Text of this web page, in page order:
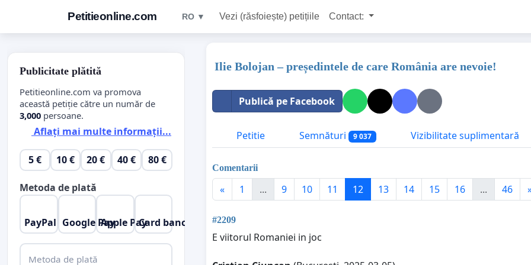
Petitieonline.com RO ▼ Vezi (răsfoiește) petițiile Contact:
Ilie Bolojan – președintele de care România are nevoie!
Publică pe Facebook
Petitie Semnături 9 037 Vizibilitate suplimentară
Comentarii
« 1 ... 9 10 11 12 13 14 15 16 ... 46
#2209
E viitorul Romaniei in joc
Publicitate plătită
Petitieonline.com va promova
această petiție către un număr de
3,000 persoane.
Aflați mai multe informații...
5 € 10 € 20 € 40 € 80 €
Metoda de plată
PayPal Google PayApple PayCard bancar
Metoda de plată